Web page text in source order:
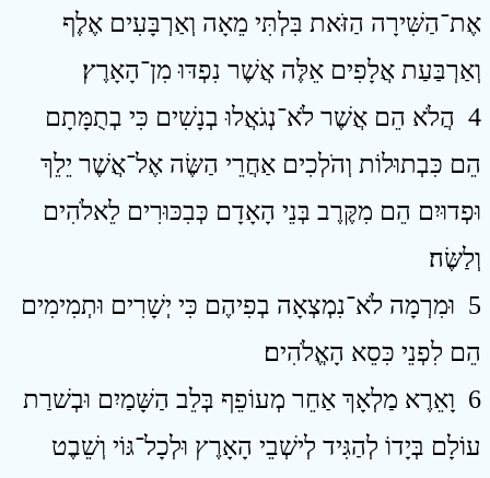
אֶת־הַשִּׁירָה הַזֹּאת בִּלְתִּי מֵאָה וְאַרְבָּעִים אֶלֶף
וְאַרְבַּעַת אֲלָפִים אֵלֶּה אֲשֶׁר נִפְדּוּ מִן־הָאָרֶץ׃
4 הֲלֹא הֵם אֲשֶׁר לֹא־נְגֹאֲלוּ בְנָשִׁים כִּי בְתֻמָּתָם
הֵם כִּבְתוּלוֹת וְהֹלְכִים אַחֲרֵי הַשֶּׂה אֶל־אֲשֶׁר יֵלֵךְ
וּפְדוּיִם הֵם מִקֶּרֶב בְּנֵי הָאָדָם כְּבִכּוּרִים לֵאלֹהִים
וְלַשֶּׂה׃
5 וּמִרְמָה לֹא־נִמְצְאָה בְפִיהֶם כִּי יְשָׁרִים וּתְמִימִים
הֵם לִפְנֵי כִּסֵא הָאֱלֹהִים׃
6 וָאֵרֶא מַלְאָךְ אַחֵר מְעוֹפֵף בְּלֵב הַשָּׁמַיִם וּבְשׁרַת
עוֹלָם בְּיָדוֹ לְהַגִּיד לְישְׁבֵי הָאָרֶץ וּלְכָל־גּוֹי וְשֵׁבֶט